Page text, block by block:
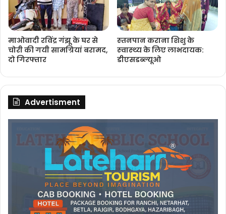
माओवादी रविंद्र गंझू के घर से
चोरी की गयी सामग्रियां बरामद,
दो गिरफ्तार
स्‍तनपान कराना शिशु के
स्‍वास्‍थ्‍य के लिए लाभदायक:
डीएसडब्‍ल्‍यूओ
Advertisment